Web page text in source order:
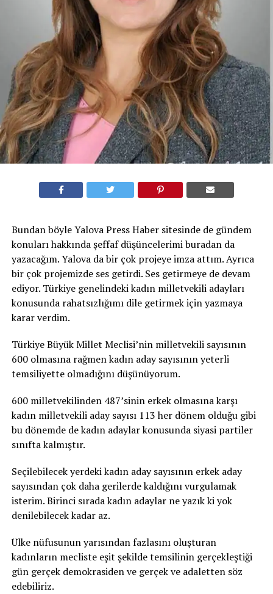
Bundan böyle Yalova Press Haber sitesinde de gündem
konuları hakkında şeffaf düşüncelerimi buradan da
yazacağım. Yalova da bir çok projeye imza attım. Ayrıca
bir çok projemizde ses getirdi. Ses getirmeye de devam
ediyor. Türkiye genelindeki kadın milletvekili adayları
konusunda rahatsızlığımı dile getirmek için yazmaya
karar verdim.
Türkiye Büyük Millet Meclisi’nin milletvekili sayısının
600 olmasına rağmen kadın aday sayısının yeterli
temsiliyette olmadığını düşünüyorum.
600 milletvekilinden 487’sinin erkek olmasına karşı
kadın milletvekili aday sayısı 113 her dönem olduğu gibi
bu dönemde de kadın adaylar konusunda siyasi partiler
sınıfta kalmıştır.
Seçilebilecek yerdeki kadın aday sayısının erkek aday
sayısından çok daha gerilerde kaldığını vurgulamak
isterim. Birinci sırada kadın adaylar ne yazık ki yok
denilebilecek kadar az.
Ülke nüfusunun yarısından fazlasını oluşturan
kadınların mecliste eşit şekilde temsilinin gerçekleştiği
gün gerçek demokrasiden ve gerçek ve adaletten söz
edebiliriz.